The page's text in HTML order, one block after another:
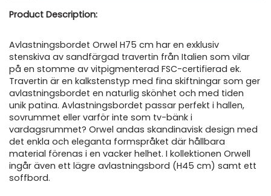
Product Description:
Avlastningsbordet Orwel H75 cm har en exklusiv
stenskiva av sandfärgad travertin från Italien som vilar
på en stomme av vitpigmenterad FSC-certifierad ek.
Travertin är en kalkstenstyp med fina skiftningar som ger
avlastningsbordet en naturlig skönhet och med tiden
unik patina. Avlastningsbordet passar perfekt i hallen,
sovrummet eller varför inte som tv-bänk i
vardagsrummet? Orwel andas skandinavisk design med
det enkla och eleganta formspråket där hållbara
material förenas i en vacker helhet. I kollektionen Orwell
ingår även ett lägre avlastningsbord (H45 cm) samt ett
soffbord.